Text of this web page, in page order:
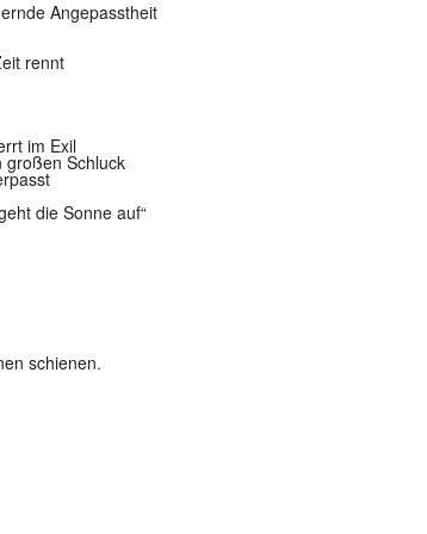
Angepasstheit
rennt
im Exil
großen Schluck
die Sonne auf“
schienen.